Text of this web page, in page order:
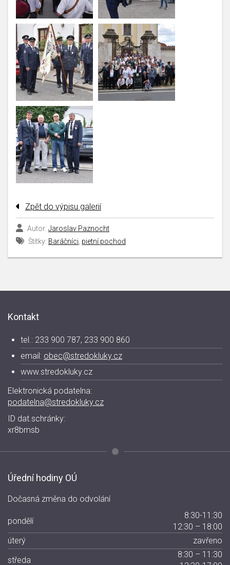
Zpět do výpisu galerií
Autor: Jaroslav Paznocht
Štítky: Baráčníci pietní pochod
Kontakt
tel.: 233 900 787, 233 900 860
email: obec@stredokluky.cz
www.stredokluky.cz
Elektronická podatelna:
podatelna@stredokluky.cz
ID dat.schránky:
xr8bmsb
Úřední hodiny OÚ
Dočasná změna do odvolání
pondělí
8:30-11:30
12:30 – 18:00
úterý
zavřeno
středa
8:30 – 11:30